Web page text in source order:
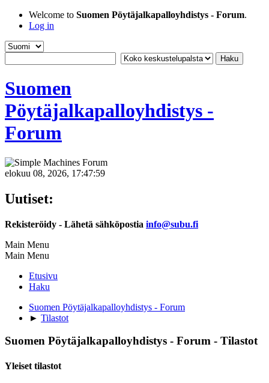
Welcome to Suomen Pöytäjalkapalloyhdistys - Forum.
Log in
Suomen
Pöytäjalkapalloyhdistys -
Forum
elokuu 08, 2026, 17:47:59
Uutiset:
Rekisteröidy - Lähetä sähköpostia info@subu.fi
Main Menu
Main Menu
Etusivu
Haku
Suomen Pöytäjalkapalloyhdistys - Forum
► Tilastot
Suomen Pöytäjalkapalloyhdistys - Forum - Tilastot
Yleiset tilastot